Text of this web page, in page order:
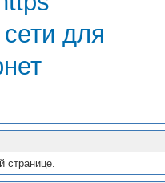
для
странице.